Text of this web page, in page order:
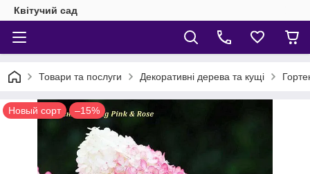
Квітучий сад
Товари та послуги Декоративні дерева та кущі
Новый сорт –15%